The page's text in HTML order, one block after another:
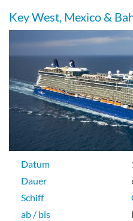
Key West, Mexico &
Datum
Dauer
Schiff
ab / bis